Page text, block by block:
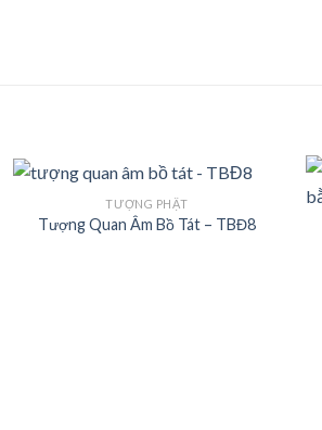
TƯỢNG PHẬT
Tượng Quan Âm Bồ Tát – TBĐ8